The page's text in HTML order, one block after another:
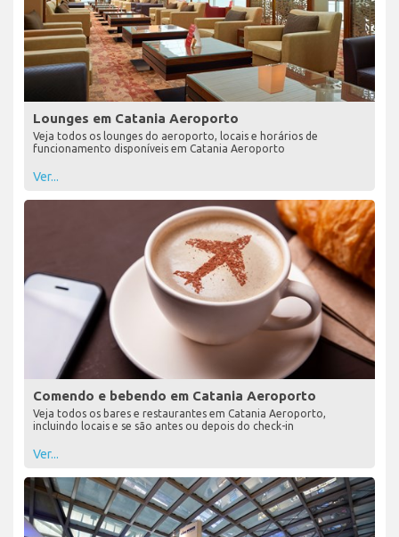
Lounges em Catania Aeroporto
Veja todos os lounges do aeroporto, locais e horários de
funcionamento disponíveis em Catania Aeroporto
Ver...
Comendo e bebendo em Catania Aeroporto
Veja todos os bares e restaurantes em Catania Aeroporto,
incluindo locais e se são antes ou depois do check-in
Ver...